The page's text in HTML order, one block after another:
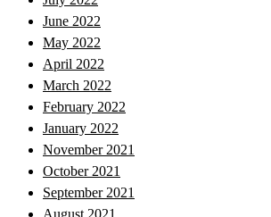
June 2022
May 2022
April 2022
March 2022
February 2022
January 2022
November 2021
October 2021
September 2021
August 2021